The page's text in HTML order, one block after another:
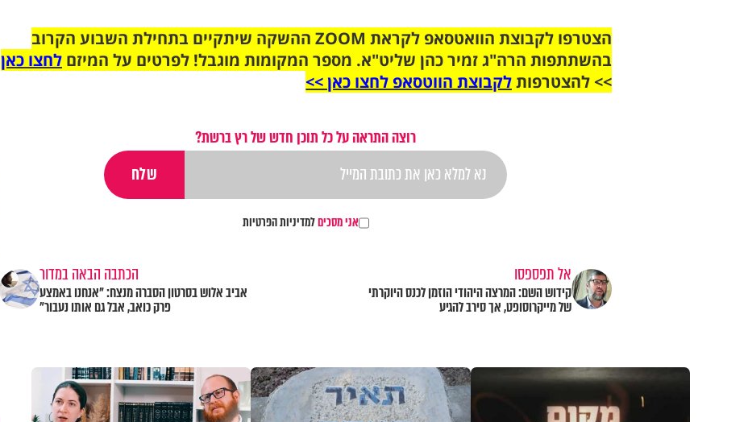
הצטרפו לקבוצת הוואטסאפ לקראת ZOOM ההשקה שיתקיים בתחילת השבוע הקרוב
בהשתתפות הרה"ג זמיר כהן שליט"א. מספר המקומות מוגבל! לפרטים על המיזם לחצו כאן
>> להצטרפותלקבוצת הווטסאפ לחצו כאן >>
רוצה התראה על כל תוכן חדש של רץ ברשת?
אני מסכיםלמדיניות הפרטיות
אל תפספסו
קידוש השם: המרצה היהודי הוזמן לכנס היוקרתי
של מייקרוסופט, אך סירב להגיע
הכתבה הבאה במדור
אביב אלוש בסרטון הסברה מנצח: "אנחנו באמצע
פרק כואב, אבל גם אותו נעבור"